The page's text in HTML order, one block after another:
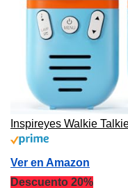
Inspireyes Walkie
Ver en Amazon
Descuento 20%